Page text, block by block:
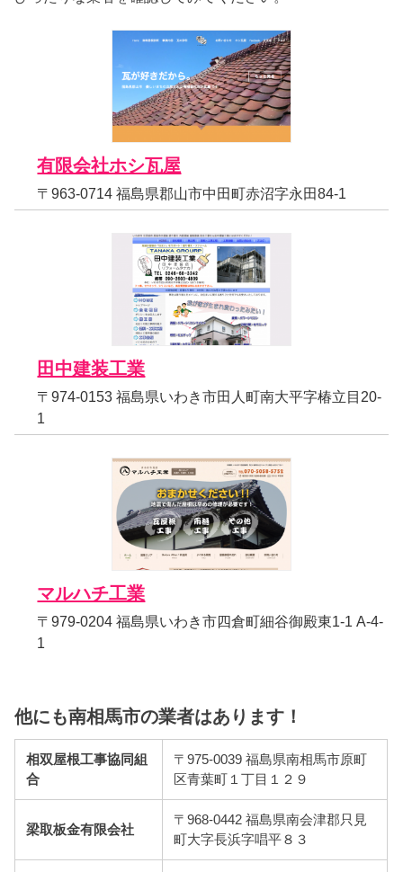
有限会社ホシ瓦屋
〒963-0714 福島県郡山市中田町赤沼字永田84-1
田中建装工業
〒974-0153 福島県いわき市田人町南大平字椿立目20-
1
マルハチ工業
〒979-0204 福島県いわき市四倉町細谷御殿東1-1 A-4-
1
他にも南相馬市の業者はあります！
相双屋根工事協同組
合
〒975-0039 福島県南相馬市原町
区青葉町１丁目１２９
梁取板金有限会社
〒968-0442 福島県南会津郡只見
町大字長浜字唱平８３